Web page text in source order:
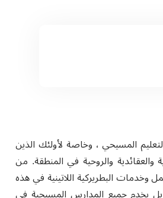
اللاتينية في عام ١٩٩٤ ، لتزويد معلمي التعليم المسيحي ، وخاصة لأولئك الذين
والعقائدية والروحية في المنطقة. من
وخدمات البطريركية اللاتينية في هذه